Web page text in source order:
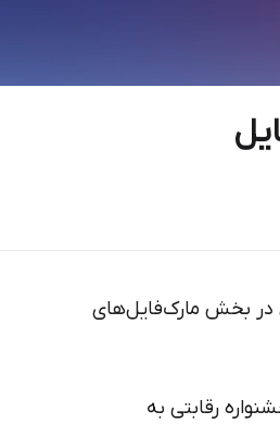
در بخش مارک‌فایل‌های
رقابتی به